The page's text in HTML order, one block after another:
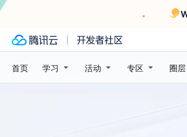
首页 学习 活动 专区 圈层